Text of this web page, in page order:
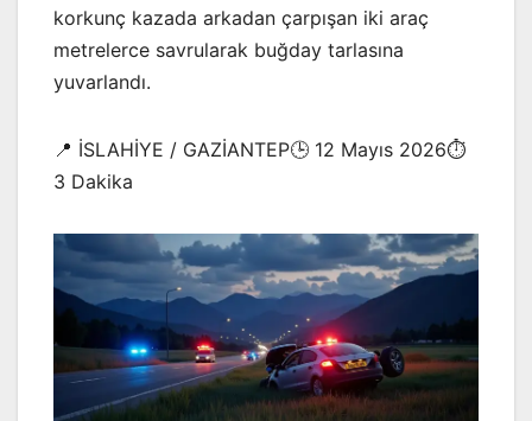
korkunç kazada arkadan çarpışan iki araç
metrelerce savrularak buğday tarlasına
yuvarlandı.
📍 İSLAHİYE / GAZİANTEP🕒 12 Mayıs 2026⏱️
3 Dakika